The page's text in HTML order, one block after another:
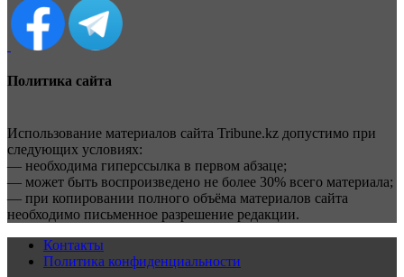
Политика сайта
Использование материалов сайта Tribune.kz допустимо при
следующих условиях:
— необходима гиперссылка в первом абзаце;
— может быть воспроизведено не более 30% всего материала;
— при копировании полного объёма материалов сайта
необходимо письменное разрешение редакции.
Контакты
Политика конфиденциальности